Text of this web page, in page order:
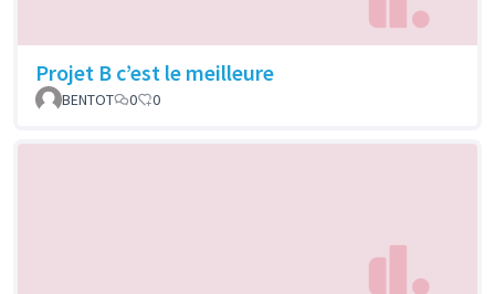
Projet B c’est le meilleure
BENTOT 0 0